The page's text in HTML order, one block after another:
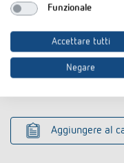
Istruzioni per l'uso
CE declaration of
conformity
Scheda tecnica
Aggiungere al
Funzionale
Accettare tutti
Negare